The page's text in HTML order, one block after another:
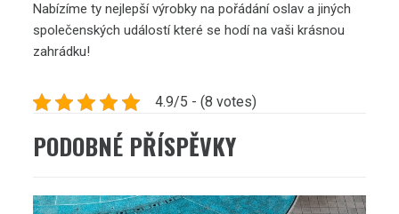
Nabízíme ty nejlepší výrobky na pořádání oslav a jiných
společenských událostí které se hodí na vaši krásnou
zahrádku!
4.9/5 - (8 votes)
PODOBNÉ PŘÍSPĚVKY